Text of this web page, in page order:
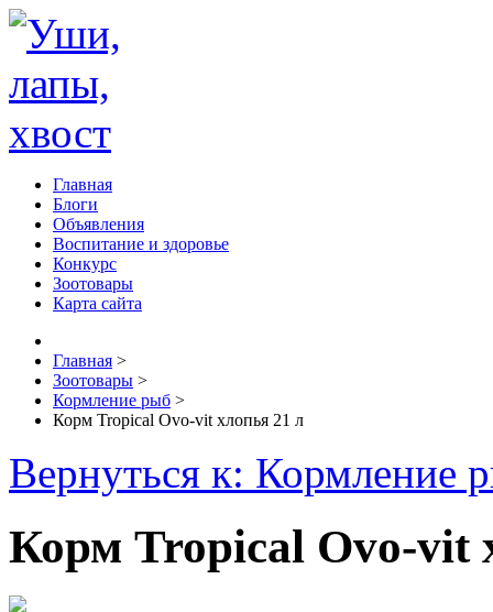
Главная
Блоги
Объявления
Воспитание и здоровье
Конкурс
Зоотовары
Карта сайта
Главная >
Зоотовары >
Кормление рыб >
Корм Tropical Ovo-vit хлопья 21 л
Вернуться к: Кормление
Корм Tropical Ovo-vit